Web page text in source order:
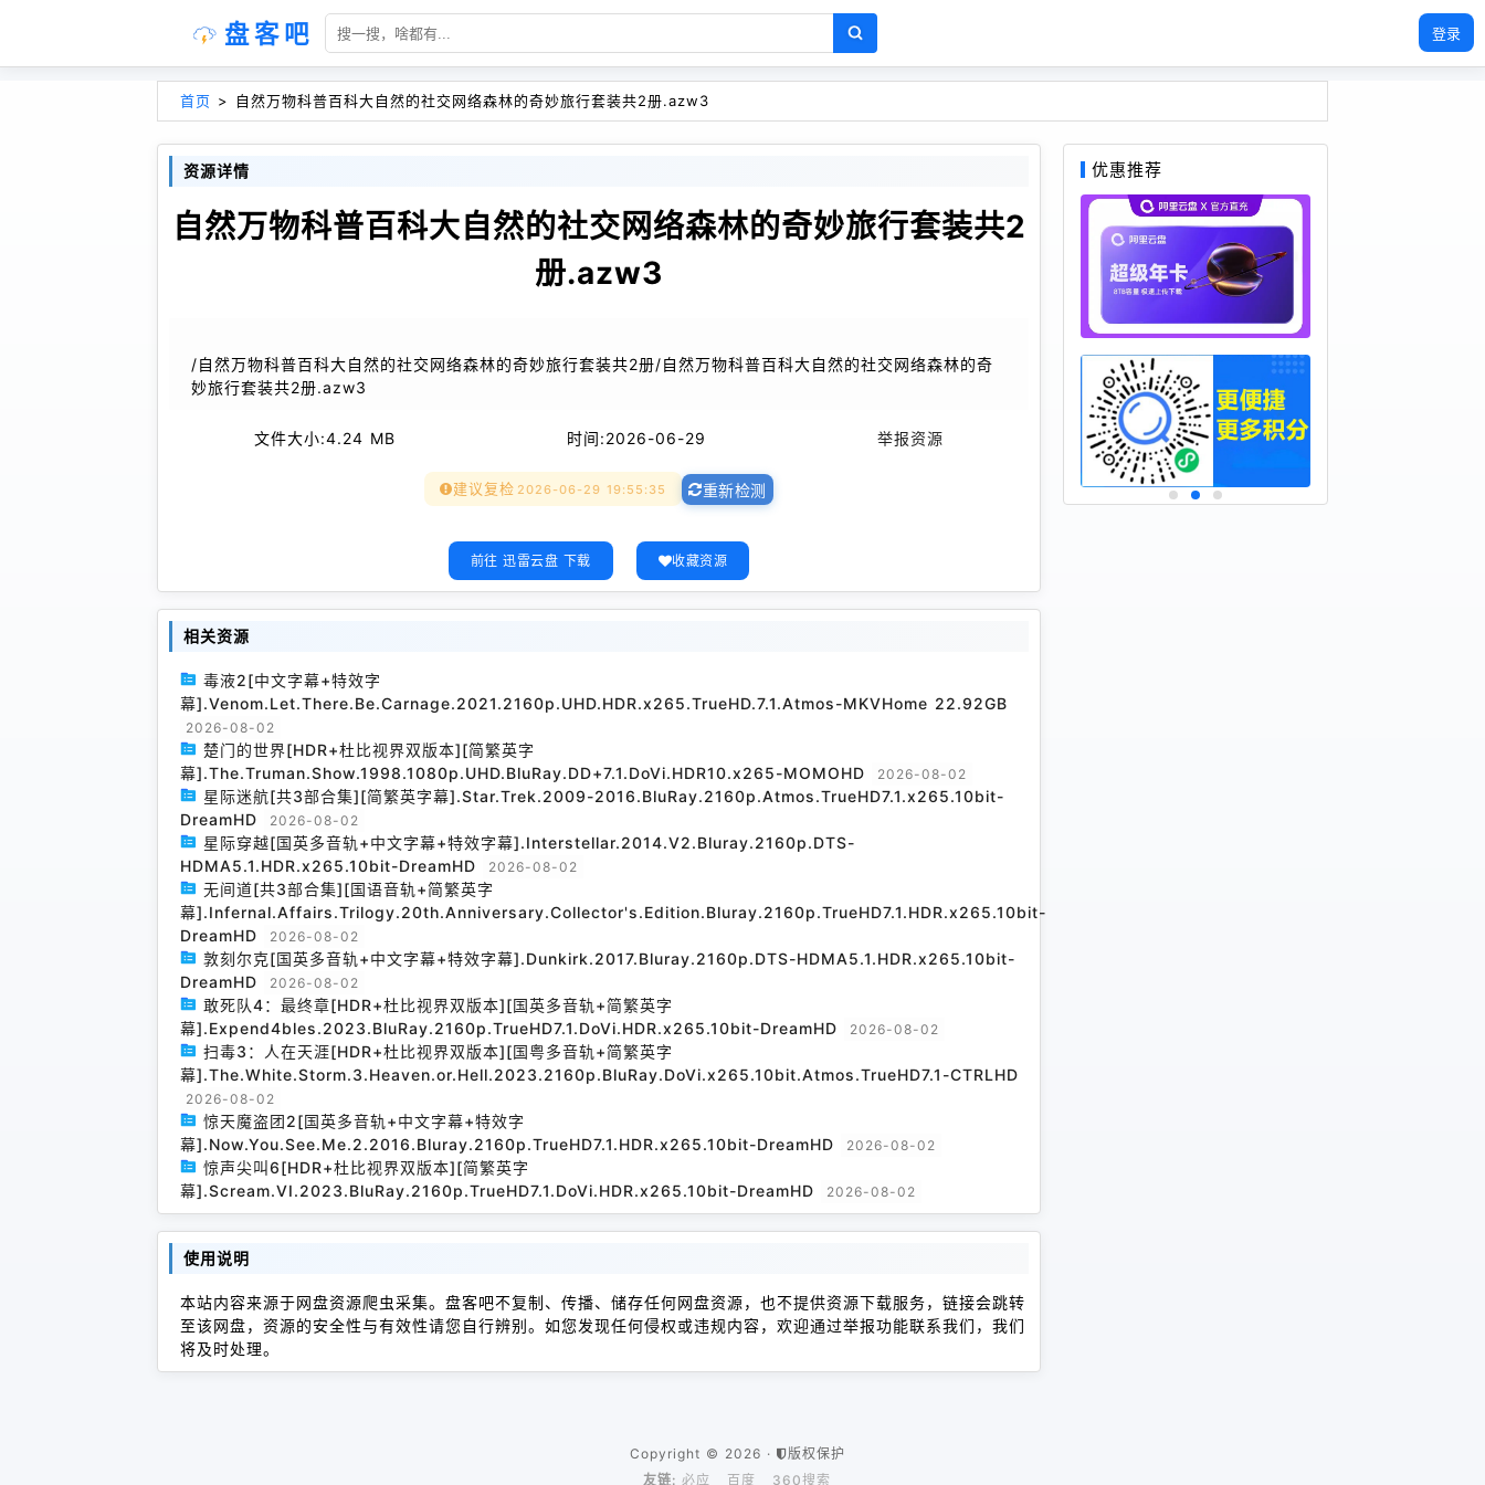
登录
盘客吧
首页 > 自然万物科普百科大自然的社交网络森林的奇妙旅行套装共2册.azw3
资源详情
自然万物科普百科大自然的社交网络森林的奇妙旅行套装共2
册.azw3
/自然万物科普百科大自然的社交网络森林的奇妙旅行套装共2册/自然万物科普百科大自然的社交网络森林的奇
妙旅行套装共2册.azw3
文件大小:4.24 MB 时间:2026-06-29 举报资源
建议复检 2026-06-29 19:55:35 重新检测
前往 迅雷云盘 下载 收藏资源
相关资源
毒液2[中文字幕+特效字
幕].Venom.Let.There.Be.Carnage.2021.2160p.UHD.HDR.x265.TrueHD.7.1.Atmos-MKVHome 22.92GB
2026-08-02
楚门的世界[HDR+杜比视界双版本][简繁英字
幕].The.Truman.Show.1998.1080p.UHD.BluRay.DD+7.1.DoVi.HDR10.x265-MOMOHD
2026-08-02
星际迷航[共3部合集][简繁英字幕].Star.Trek.2009-2016.BluRay.2160p.Atmos.TrueHD7.1.x265.10bit-
DreamHD
2026-08-02
星际穿越[国英多音轨+中文字幕+特效字幕].Interstellar.2014.V2.Bluray.2160p.DTS-
HDMA5.1.HDR.x265.10bit-DreamHD
2026-08-02
无间道[共3部合集][国语音轨+简繁英字
幕].Infernal.Affairs.Trilogy.20th.Anniversary.Collector's.Edition.Bluray.2160p.TrueHD7.1.HDR.x265.10bit-
DreamHD
2026-08-02
敦刻尔克[国英多音轨+中文字幕+特效字幕].Dunkirk.2017.Bluray.2160p.DTS-HDMA5.1.HDR.x265.10bit-
DreamHD
2026-08-02
敢死队4：最终章[HDR+杜比视界双版本][国英多音轨+简繁英字
幕].Expend4bles.2023.BluRay.2160p.TrueHD7.1.DoVi.HDR.x265.10bit-DreamHD
2026-08-02
扫毒3：人在天涯[HDR+杜比视界双版本][国粤多音轨+简繁英字
幕].The.White.Storm.3.Heaven.or.Hell.2023.2160p.BluRay.DoVi.x265.10bit.Atmos.TrueHD7.1-CTRLHD
2026-08-02
惊天魔盗团2[国英多音轨+中文字幕+特效字
幕].Now.You.See.Me.2.2016.Bluray.2160p.TrueHD7.1.HDR.x265.10bit-DreamHD
2026-08-02
惊声尖叫6[HDR+杜比视界双版本][简繁英字
幕].Scream.VI.2023.BluRay.2160p.TrueHD7.1.DoVi.HDR.x265.10bit-DreamHD
2026-08-02
使用说明
本站内容来源于网盘资源爬虫采集。盘客吧不复制、传播、储存任何网盘资源，也不提供资源下载服务，链接会跳转
至该网盘，资源的安全性与有效性请您自行辨别。如您发现任何侵权或违规内容，欢迎通过举报功能联系我们，我们
将及时处理。
优惠推荐
Copyright © 2026 ·
版权保护
友链: 必应 百度 360搜索